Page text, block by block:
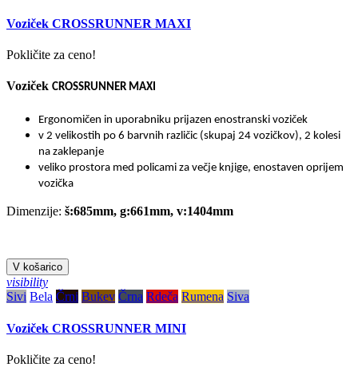
Voziček CROSSRUNNER MAXI
Pokličite za ceno!
Voziček CROSSRUNNER MAXI
Ergonomičen in uporabniku prijazen enostranski voziček
v 2 velikostih po 6 barvnih različic (skupaj 24 vozičkov), 2 kolesi
na zaklepanje
veliko prostora med policami za večje knjige, enostaven oprijem
vozička
Dimenzije: š:685mm, g:661mm, v:1404mm
V košarico
visibility
Sivi Bela Črni Bukev Črna Rdeča Rumena Siva
Voziček CROSSRUNNER MINI
Pokličite za ceno!